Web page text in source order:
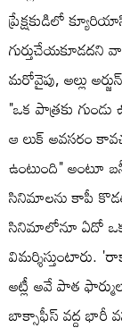
ప్రేక్షకుడిలో
గుర్తుచేయకూడదని
మరోవైపు, అల్లు
"ఒక పాత్రకు
ఆ లుక్ అవసరం
ఉంటుంది" అంటూ
సినిమాలను కాపీ
సినిమాలోనూ ఏదో
అట్లీ అవే పాత
బాక్సాఫీస్ వద్ద భారీ